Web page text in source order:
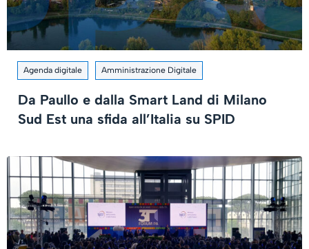
Agenda digitale Amministrazione Digitale
Da Paullo e dalla Smart Land di Milano
Sud Est una sfida all’Italia su SPID